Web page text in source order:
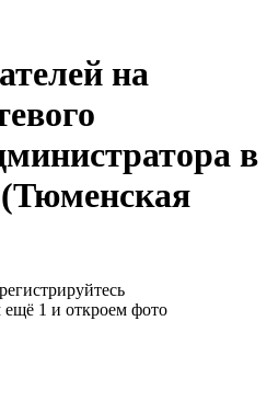
на
в
1 и откроем фото